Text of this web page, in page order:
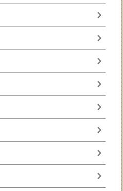
chevron_right
chevron_right
chevron_right
chevron_right
chevron_right
chevron_right
chevron_right
chevron_right